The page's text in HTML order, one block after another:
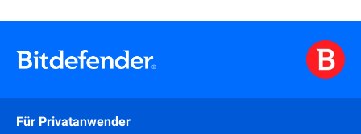
Für Privatanwender